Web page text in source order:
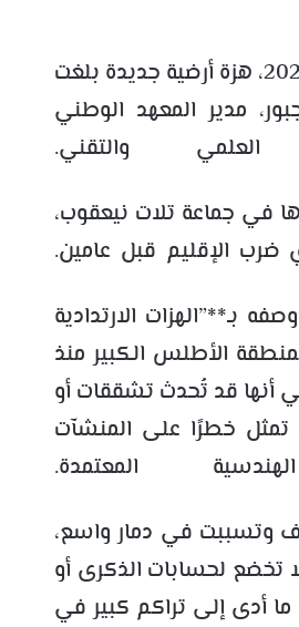
شهد إقليم الحوز، في الساعات الأولى من صباح يوم الأربعاء 3 شتنبر 2025، هزة أرضية جديدة بلغت
مدير المعهد الوطني
والتقني.
صباحًا، حُدد مركزها في جماعة تلات نيعقوب،
ضرب الإقليم قبل عامين.
الارتدادية
الأطلس الكبير منذ
يعني أنها قد تُحدث تشققات أو
تمثل خطرًا على المنشآت
المعتمدة.
وتسببت في دمار واسع،
تخضع لحسابات الذكرى أو
ما أدى إلى تراكم كبير في